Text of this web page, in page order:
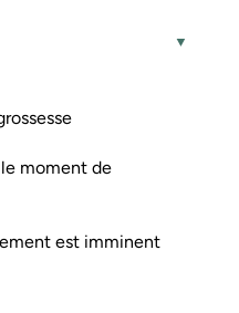
moment de
est imminent